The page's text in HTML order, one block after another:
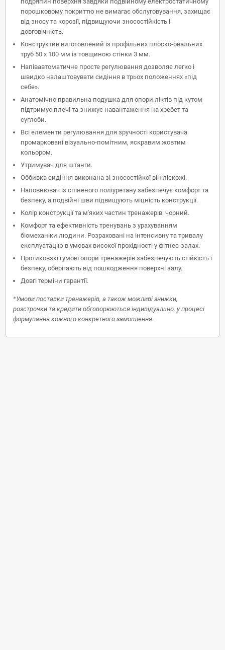
порошковому покриттю не вимагає обслуговування, захищає
від зносу та корозії, підвищуючи зносостійкість і
довговічність.
Конструктив виготовлений із профільних плоско-овальних
труб 50 х 100 мм із товщиною стінки 3 мм.
Напівавтоматичне просте регулювання дозволяє легко і
швидко налаштовувати сидіння в трьох положеннях «під
себе».
Анатомічно правильна подушка для опори ліктів під кутом
підтримує плечі та знижує навантаження на хребет та
суглоби.
Всі елементи регулювання для зручності користувача
промарковані візуально-помітним, яскравим жовтим
кольором.
Утримувач для штанги.
Оббивка сидіння виконана зі зносостійкої вініліскожі.
Наповнювач із спіненого поліуретану забезпечує комфорт та
безпеку, а подвійні шви підвищують міцність конструкції.
Колір конструкції та м'яких частин тренажерів: чорний.
Комфорт та ефективність тренувань з урахуванням
біомеханіки людини. Розраховані на інтенсивну та тривалу
експлуатацію в умовах високої прохідності у фітнес-залах.
Протиковзкі гумові опори тренажерів забезпечують стійкість і
безпеку, оберігають від пошкодження поверхні залу.
Довгі терміни гарантії.
*Умови поставки тренажерів, а також можливі знижки,
розстрочки та кредити обговорюються індивідуально, у процесі
формування кожного конкретного замовлення.